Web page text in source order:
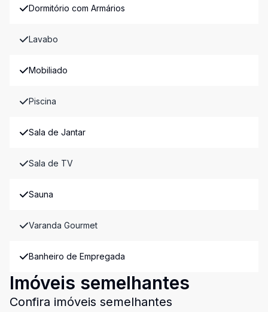
Dormitório com Armários
Lavabo
Mobiliado
Piscina
Sala de Jantar
Sala de TV
Sauna
Varanda Gourmet
Banheiro de Empregada
Imóveis semelhantes
Confira imóveis semelhantes